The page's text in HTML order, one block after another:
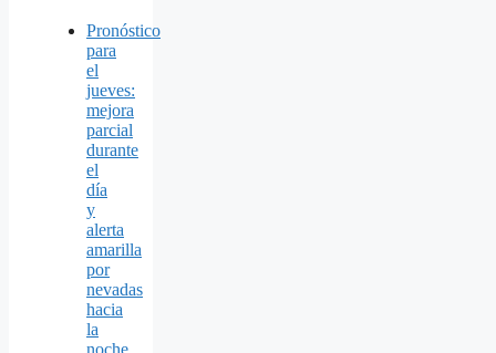
Pronóstico
para
el
jueves:
mejora
parcial
durante
el
día
y
alerta
amarilla
por
nevadas
hacia
la
noche